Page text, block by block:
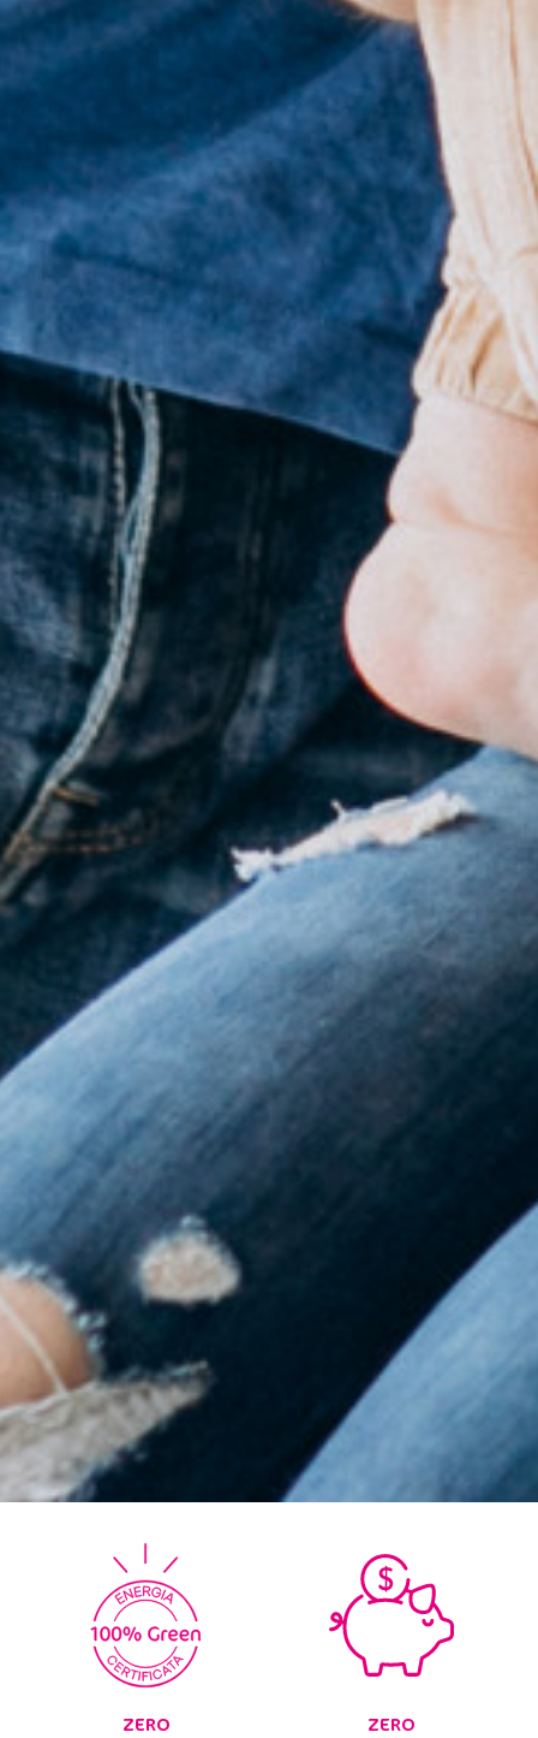
ZERO
ZERO